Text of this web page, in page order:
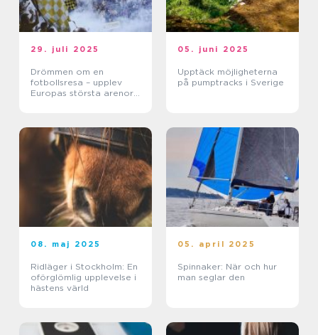
29. juli 2025
Drömmen om en
fotbollsresa – upplev
Europas största arenor
05. juni 2025
Upptäck möjligheterna
på pumptracks i Sverige
08. maj 2025
Ridläger i Stockholm: En
oförglömlig upplevelse i
hästens värld
05. april 2025
Spinnaker: När och hur
man seglar den